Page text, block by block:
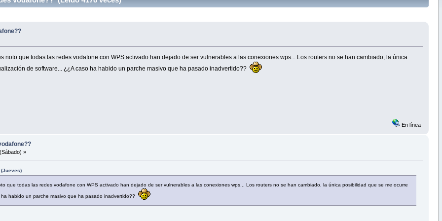
noto que todas las redes vodafone con WPS activado han dejado de ser vulnerables a las conexiones wps... Los routers no se han cambiado, la única
de software... ¿¿A caso ha habido un parche masivo que ha pasado inadvertido??
En línea
»
(Jueves)
que todas las redes vodafone con WPS activado han dejado de ser vulnerables a las conexiones wps... Los routers no se han cambiado, la única posibilidad que se me ocurre
habido un parche masivo que ha pasado inadvertido??